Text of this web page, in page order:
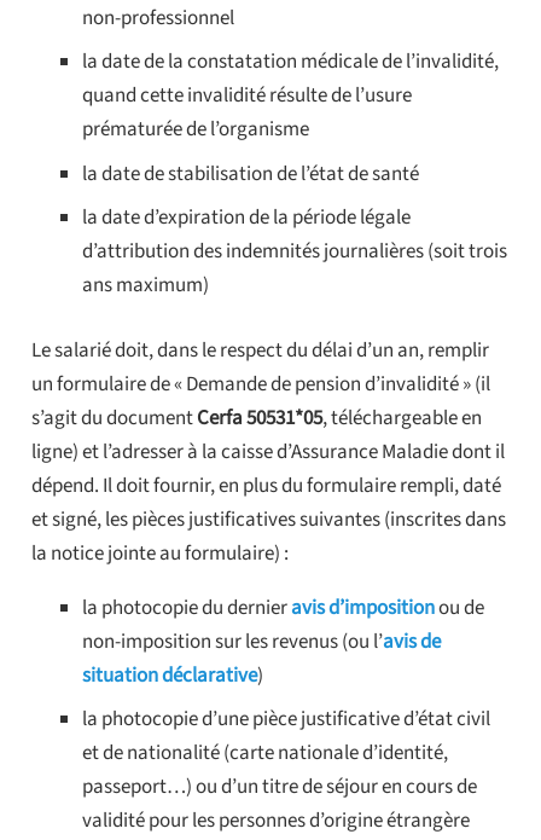
non-professionnel
la date de la constatation médicale de l’invalidité,
quand cette invalidité résulte de l’usure
prématurée de l’organisme
la date de stabilisation de l’état de santé
la date d’expiration de la période légale
d’attribution des indemnités journalières (soit trois
ans maximum)
Le salarié doit, dans le respect du délai d’un an, remplir
un formulaire de « Demande de pension d’invalidité » (il
s’agit du documentCerfa 50531*05, téléchargeable en
ligne) et l’adresser à la caisse d’Assurance Maladie dont il
dépend. Il doit fournir, en plus du formulaire rempli, daté
et signé, les pièces justificatives suivantes (inscrites dans
la notice jointe au formulaire) :
la photocopie du dernieravis d’impositionou de
non-imposition sur les revenus (ou l’avis de
situation déclarative)
la photocopie d’une pièce justificative d’état civil
et de nationalité (carte nationale d’identité,
passeport…) ou d’un titre de séjour en cours de
validité pour les personnes d’origine étrangère